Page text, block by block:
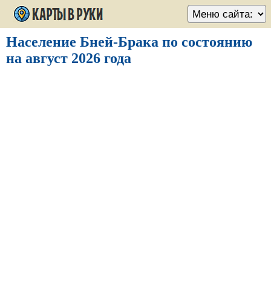
Население Бней-Брака по состоянию
на август 2026 года